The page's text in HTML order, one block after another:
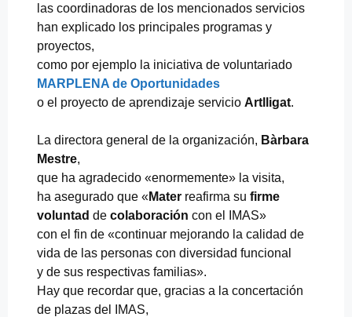
las coordinadoras de los mencionados servicios
han explicado los principales programas y
proyectos,
como por ejemplo la iniciativa de voluntariado
MARPLENA de Oportunidades
o el proyecto de aprendizaje servicio Artlligat.
La directora general de la organización, Bàrbara
Mestre,
que ha agradecido «enormemente» la visita,
ha asegurado que «Mater reafirma su firme
voluntad de colaboración con el IMAS»
con el fin de «continuar mejorando la calidad de
vida de las personas con diversidad funcional
y de sus respectivas familias».
Hay que recordar que, gracias a la concertación
de plazas del IMAS,